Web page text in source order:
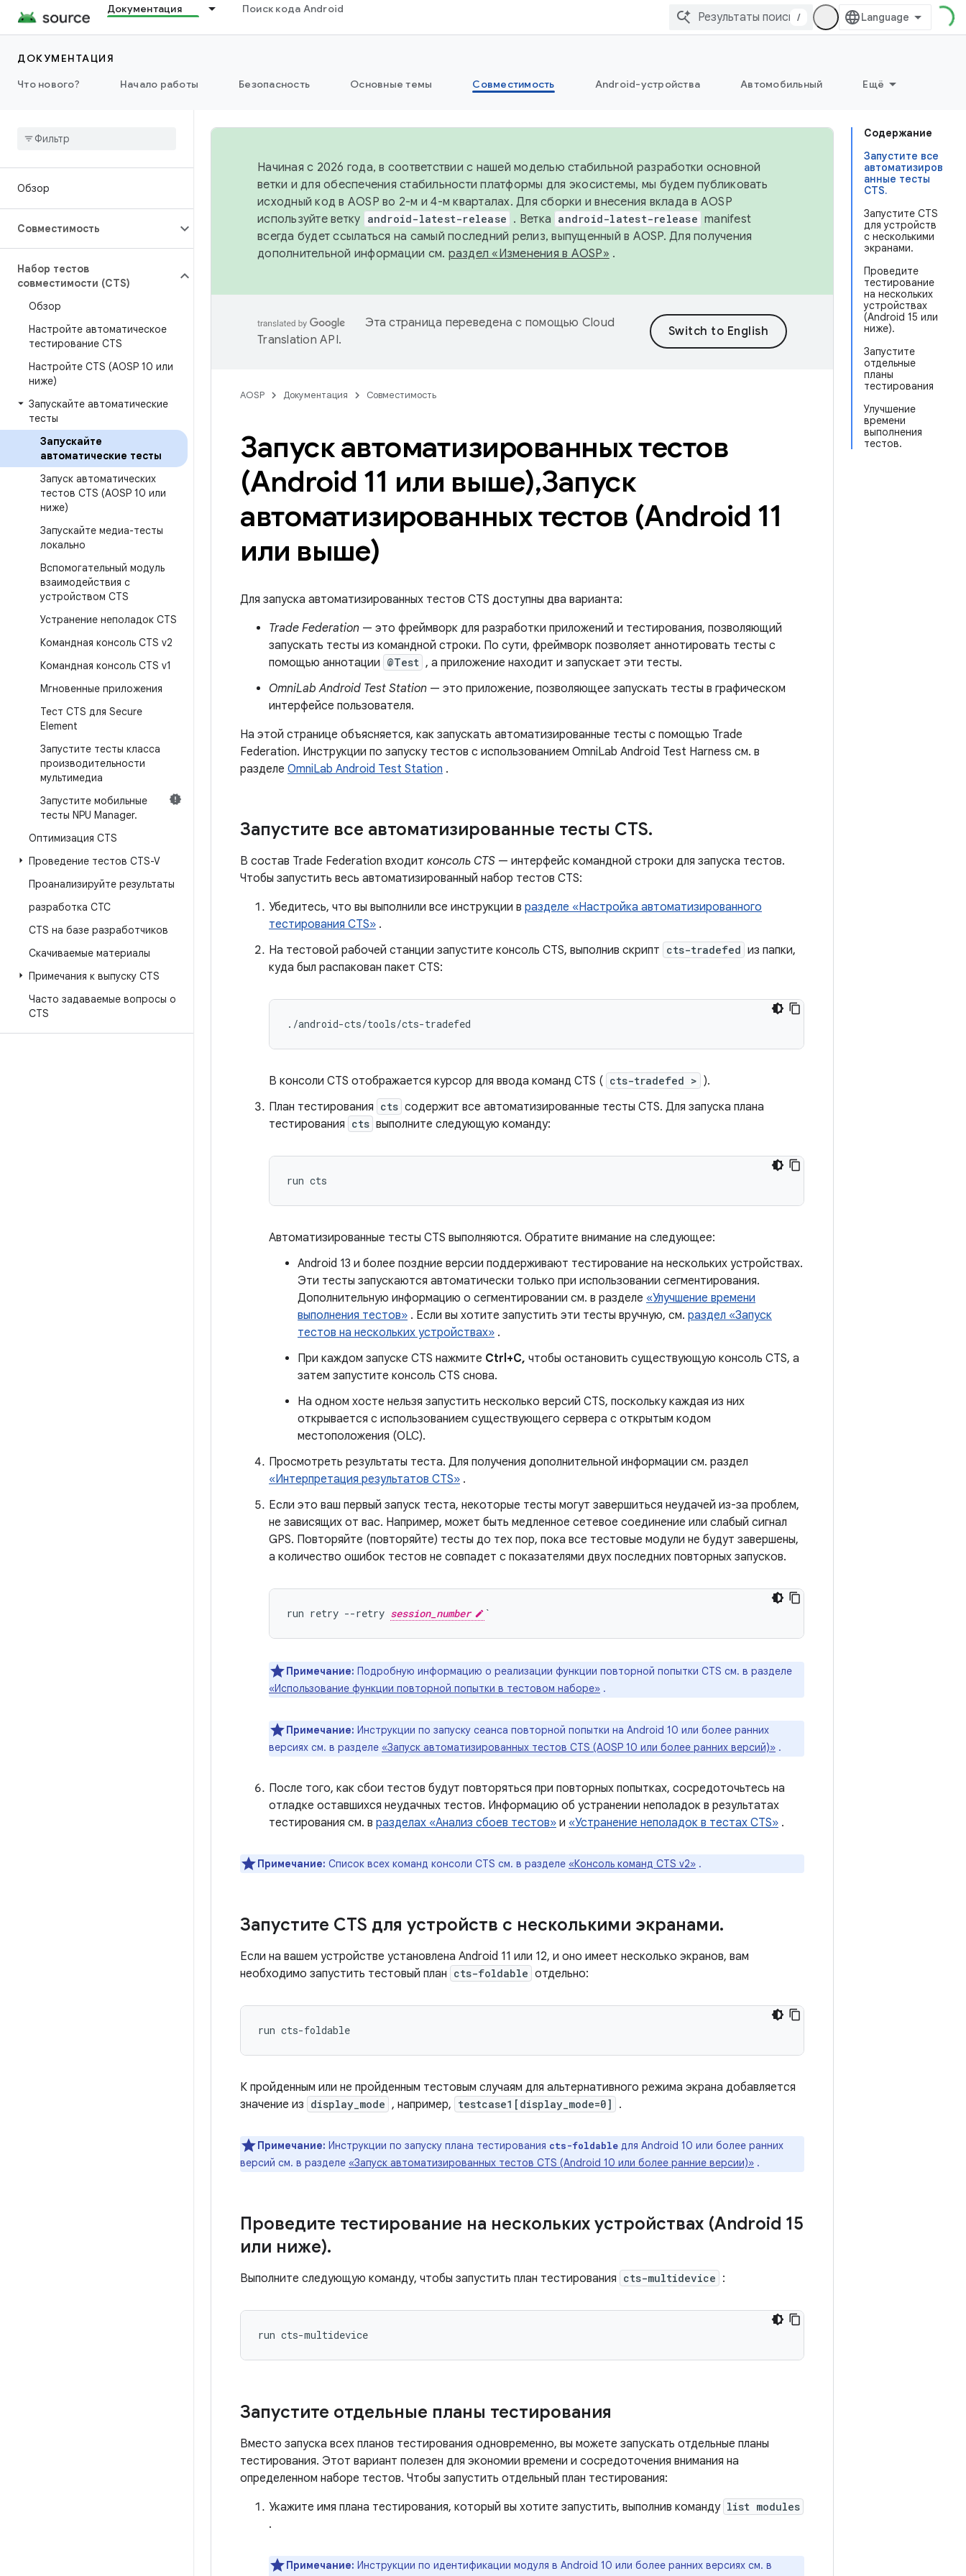
Документация Поиск кода Android
/
ДОКУМЕНТАЦИЯ
Что нового?
Начало работы Безопасность Основные темы Совместимость Android-устройства Автомобильный Ещё
Обзор
Совместимость
Набор тестов
совместимости (CTS)
Обзор
Настройте автоматическое
тестирование CTS
Настройте CTS (AOSP 10 или
ниже)
Запускайте автоматические
тесты
Запускайте
автоматические тесты
Запуск автоматических
тестов CTS (AOSP 10 или
ниже)
Запускайте медиа-тесты
локально
Вспомогательный модуль
взаимодействия с
устройством CTS
Устранение неполадок CTS
Командная консоль CTS v2
Командная консоль CTS v1
Мгновенные приложения
Тест CTS для Secure
Element
Запустите тесты класса
производительности
мультимедиа
Запустите мобильные
тесты NPU Manager.
Оптимизация CTS
Проведение тестов CTS-V
Проанализируйте результаты
разработка СТС
CTS на базе разработчиков
Скачиваемые материалы
Примечания к выпуску CTS
Часто задаваемые вопросы о
CTS
Содержание
Запустите все
автоматизиров
анные тесты
CTS.
Запустите CTS
для устройств
с несколькими
экранами.
Проведите
тестирование
на нескольких
устройствах
(Android 15 или
ниже).
Запустите
отдельные
планы
тестирования
Улучшение
времени
выполнения
тестов.
Начиная с 2026 года, в соответствии с нашей моделью стабильной разработки основной
ветки и для обеспечения стабильности платформы для экосистемы, мы будем публиковать
исходный код в AOSP во 2-м и 4-м кварталах. Для сборки и внесения вклада в AOSP
используйте ветку android-latest-release . Ветка android-latest-release manifest
всегда будет ссылаться на самый последний релиз, выпущенный в AOSP. Для получения
дополнительной информации см. раздел «Изменения в AOSP» .
Эта страница переведена с помощью Cloud
Translation API.
AOSP Документация Совместимость
Запуск автоматизированных тестов
(Android 11 или выше),Запуск
автоматизированных тестов (Android 11
или выше)
Для запуска автоматизированных тестов CTS доступны два варианта:
Trade Federation — это фреймворк для разработки приложений и тестирования, позволяющий
запускать тесты из командной строки. По сути, фреймворк позволяет аннотировать тесты с
помощью аннотации @Test , а приложение находит и запускает эти тесты.
OmniLab Android Test Station — это приложение, позволяющее запускать тесты в графическом
интерфейсе пользователя.
На этой странице объясняется, как запускать автоматизированные тесты с помощью Trade
Federation. Инструкции по запуску тестов с использованием OmniLab Android Test Harness см. в
разделе OmniLab Android Test Station .
Запустите все автоматизированные тесты CTS.
В состав Trade Federation входит консоль CTS — интерфейс командной строки для запуска тестов.
Чтобы запустить весь автоматизированный набор тестов CTS:
Убедитесь, что вы выполнили все инструкции в разделе «Настройка автоматизированного
тестирования CTS» .
На тестовой рабочей станции запустите консоль CTS, выполнив скрипт cts-tradefed из папки,
куда был распакован пакет CTS:
./android-cts/tools/cts-tradefed
В консоли CTS отображается курсор для ввода команд CTS ( cts-tradefed > ).
План тестирования cts содержит все автоматизированные тесты CTS. Для запуска плана
тестирования cts выполните следующую команду:
Автоматизированные тесты CTS выполняются. Обратите внимание на следующее:
Android 13 и более поздние версии поддерживают тестирование на нескольких устройствах.
Эти тесты запускаются автоматически только при использовании сегментирования.
Дополнительную информацию о сегментировании см. в разделе «Улучшение времени
выполнения тестов» . Если вы хотите запустить эти тесты вручную, см. раздел «Запуск
тестов на нескольких устройствах» .
При каждом запуске CTS нажмите Ctrl+C, чтобы остановить существующую консоль CTS, а
затем запустите консоль CTS снова.
На одном хосте нельзя запустить несколько версий CTS, поскольку каждая из них
открывается с использованием существующего сервера с открытым кодом
местоположения (OLC).
Просмотреть результаты теста. Для получения дополнительной информации см. раздел
«Интерпретация результатов CTS» .
Если это ваш первый запуск теста, некоторые тесты могут завершиться неудачей из-за проблем,
не зависящих от вас. Например, может быть медленное сетевое соединение или слабый сигнал
GPS. Повторяйте (повторяйте) тесты до тех пор, пока все тестовые модули не будут завершены,
а количество ошибок тестов не совпадет с показателями двух последних повторных запусков.
run retry --retry session_number
Примечание: Подробную информацию о реализации функции повторной попытки CTS см. в разделе
«Использование функции повторной попытки в тестовом наборе» .
Примечание: Инструкции по запуску сеанса повторной попытки на Android 10 или более ранних
версиях см. в разделе «Запуск автоматизированных тестов CTS (AOSP 10 или более ранних версий)» .
После того, как сбои тестов будут повторяться при повторных попытках, сосредоточьтесь на
отладке оставшихся неудачных тестов. Информацию об устранении неполадок в результатах
тестирования см. в разделах «Анализ сбоев тестов» и «Устранение неполадок в тестах CTS» .
Примечание: Список всех команд консоли CTS см. в разделе «Консоль команд CTS v2» .
Запустите CTS для устройств с несколькими экранами.
Если на вашем устройстве установлена ​​Android 11 или 12, и оно имеет несколько экранов, вам
необходимо запустить тестовый план cts-foldable отдельно:
К пройденным или не пройденным тестовым случаям для альтернативного режима экрана добавляется
значение из display_mode , например, testcase1[display_mode=0] .
Примечание: Инструкции по запуску плана тестирования cts-foldable для Android 10 или более ранних
версий см. в разделе «Запуск автоматизированных тестов CTS (Android 10 или более ранние версии)» .
Проведите тестирование на нескольких устройствах (Android 15
или ниже).
Выполните следующую команду, чтобы запустить план тестирования cts-multidevice :
Запустите отдельные планы тестирования
Вместо запуска всех планов тестирования одновременно, вы можете запускать отдельные планы
тестирования. Этот вариант полезен для экономии времени и сосредоточения внимания на
определенном наборе тестов. Чтобы запустить отдельный план тестирования:
Укажите имя плана тестирования, который вы хотите запустить, выполнив команду list modules
.
Примечание: Инструкции по идентификации модуля в Android 10 или более ранних версиях см. в